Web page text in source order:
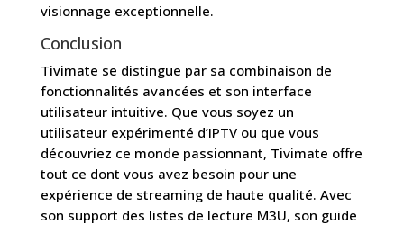
visionnage exceptionnelle.
Conclusion
Tivimate se distingue par sa combinaison de
fonctionnalités avancées et son interface
utilisateur intuitive. Que vous soyez un
utilisateur expérimenté d’IPTV ou que vous
découvriez ce monde passionnant, Tivimate offre
tout ce dont vous avez besoin pour une
expérience de streaming de haute qualité. Avec
son support des listes de lecture M3U, son guide